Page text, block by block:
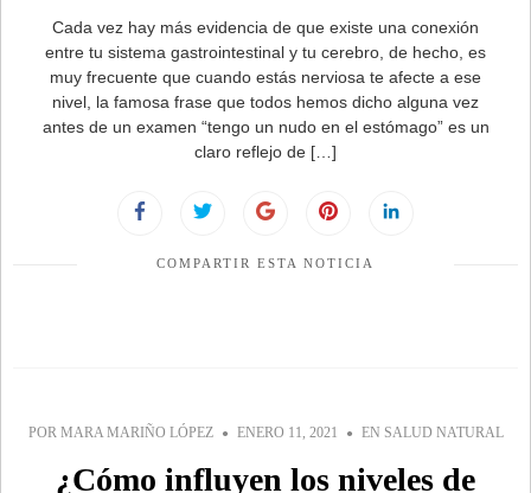
Cada vez hay más evidencia de que existe una conexión
entre tu sistema gastrointestinal y tu cerebro, de hecho, es
muy frecuente que cuando estás nerviosa te afecte a ese
nivel, la famosa frase que todos hemos dicho alguna vez
antes de un examen “tengo un nudo en el estómago” es un
claro reflejo de […]
COMPARTIR ESTA NOTICIA
POR MARA MARIÑO LÓPEZ ENERO 11, 2021 EN SALUD NATURAL
¿Cómo influyen los niveles de